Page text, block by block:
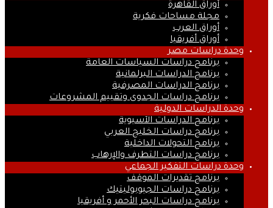
أوراق القاهرة
مجلة مساحات فكرية
أوراق العرب
أوراق أفريقيا
وحدة دراسات مصر
برنامج دراسات السياسات العامة
برنامج الدراسات البرلمانية
برنامج الدراسات المصرفية
برنامج دراسات الجدوى وتقييم المشروعات
وحدة الدراسات الدولية
برنامج الدراسات الآسيوية
برنامج دراسات الخليج العربي
برنامج التحولات الداخلية
برنامج دراسات التطرف والإرهاب
وحدة دراسات التفكير الجماعي
برنامج تقديرات الموقف
برنامج دراسات الجيوبوليتيك
برنامج دراسات البحر الأحمر و أفريقيا